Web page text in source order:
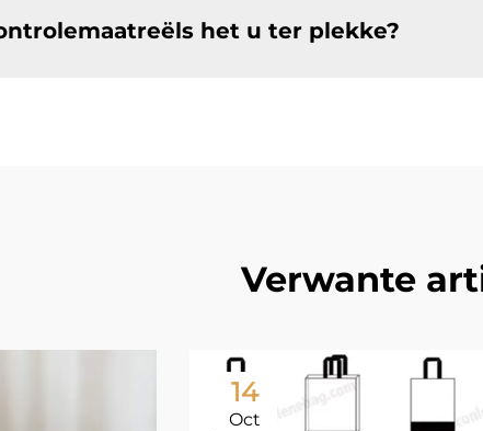
het u ter plekke?
Verwante
14
Oct